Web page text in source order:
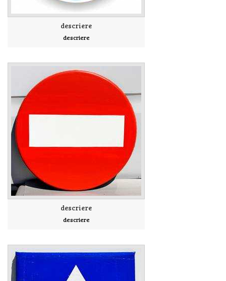
descriere
descriere
descriere
descriere